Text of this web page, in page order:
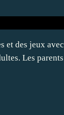
et des jeux avec
Les parents